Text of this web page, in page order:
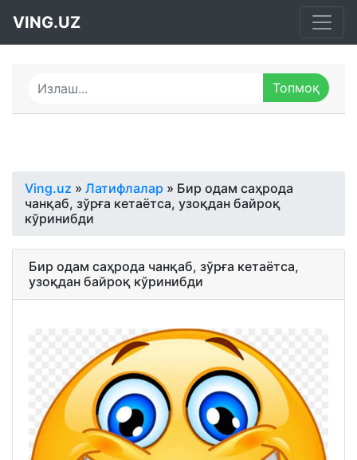
VING.UZ
Ving.uz » Латифлалар » Бир одам саҳрода
чанқаб, зўрға кетаётса, узоқдан байроқ
кўринибди
Бир одам саҳрода чанқаб, зўрға кетаётса,
узоқдан байроқ кўринибди